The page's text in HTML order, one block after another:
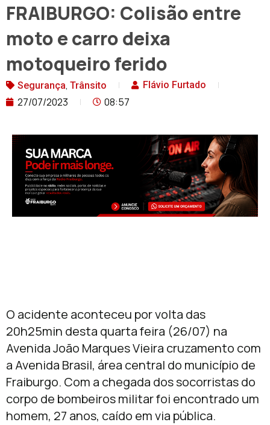
FRAIBURGO: Colisão entre
moto e carro deixa
motoqueiro ferido
Segurança, Trânsito Flávio Furtado
27/07/2023 08:57
O acidente aconteceu por volta das
20h25min desta quarta feira (26/07) na
Avenida João Marques Vieira cruzamento com
a Avenida Brasil, área central do município de
Fraiburgo. Com a chegada dos socorristas do
corpo de bombeiros militar foi encontrado um
homem, 27 anos, caído em via pública.